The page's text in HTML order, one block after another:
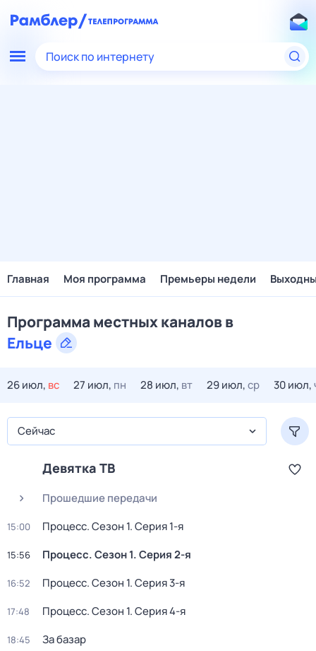
Поиск по интернету
Главная Моя программа Премьеры недели
Программа местных каналов в
Ельце
26 июл, вс 27 июл, пн 28 июл, вт 29 июл,ср 30 июл,
Сейчас
Девятка ТВ
Прошедшие передачи
15:00 Процесс. Сезон 1. Серия 1-я
15:56 Процесс. Сезон 1. Серия 2-я
16:52 Процесс. Сезон 1. Серия 3-я
17:48 Процесс. Сезон 1. Серия 4-я
18:45
За базар